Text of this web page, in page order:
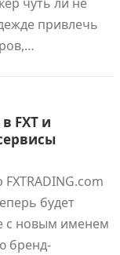
привлечь
FXT и
будет
с новым именем
бренд-